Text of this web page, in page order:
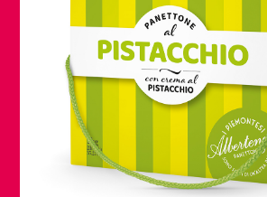
VUE